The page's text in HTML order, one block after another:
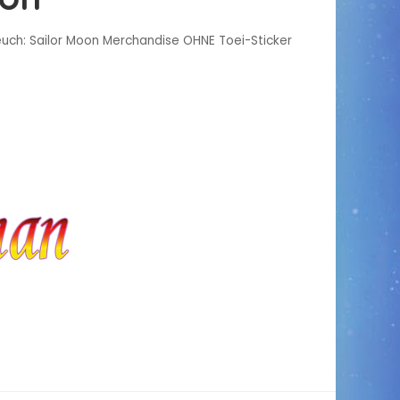
Sailor Moon Merchandise OHNE Toei-Sticker